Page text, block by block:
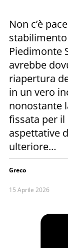
Non c’è
Piedimonte
avrebbe
riapertura
in un vero
nonostante
fissata per il
aspettative
ulteriore…
Greco
15 Aprile 2026